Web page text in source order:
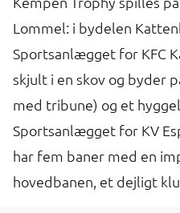
Lommel: i bydelen
Sportsanlægget for KFC
skjult i en skov og byder
med tribune) og et
Sportsanlægget for KV
har fem baner med en
hovedbanen, et dejligt